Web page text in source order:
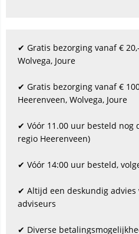
✔ Gratis bezorging vanaf €
Wolvega, Joure
✔ Gratis bezorging vanaf €
Heerenveen, Wolvega, Joure
✔ Vóór 11.00 uur besteld nog
regio Heerenveen)
✔ Vóór 14:00 uur besteld,
✔ Altijd een deskundig advies
adviseurs
✔ Diverse